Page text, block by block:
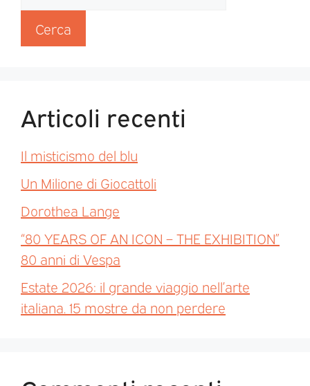
Cerca
Articoli recenti
Il misticismo del blu
Un Milione di Giocattoli
Dorothea Lange
“80 YEARS OF AN ICON – THE EXHIBITION”
80 anni di Vespa
Estate 2026: il grande viaggio nell’arte
italiana. 15 mostre da non perdere